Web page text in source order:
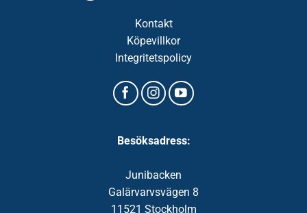
Kontakt
Köpevillkor
Integritetspolicy
Besöksadress:
Junibacken
Galärvarvsvägen 8
11521 Stockholm